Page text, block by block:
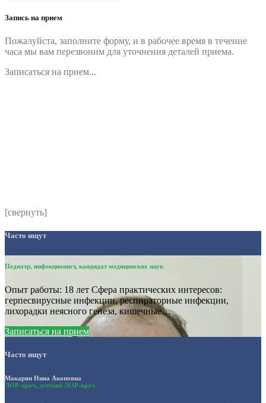
Запись на прием
Пожалуйста, заполните форму, и в рабочее время в течение
часа мы вам перезвоним для уточнения деталей приема.
Записаться на прием...
[свернуть]
Часто ищут
Педиатр, инфекционист, кандидат медицинских наук
Опыт работы: 18 лет Сфера практических интересов:
герпесвирусные инфекции, респираторные инфекции,
лихорадки неясного генеза, кишечные…
Записаться на прием
Часто ищут
Макарян Нина Акоповна
ЛОР-врач, детский ЛОР-врач